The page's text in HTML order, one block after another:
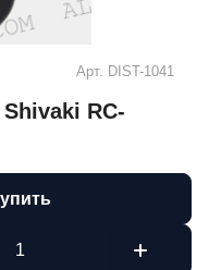
Арт. DIST-1041
RC-